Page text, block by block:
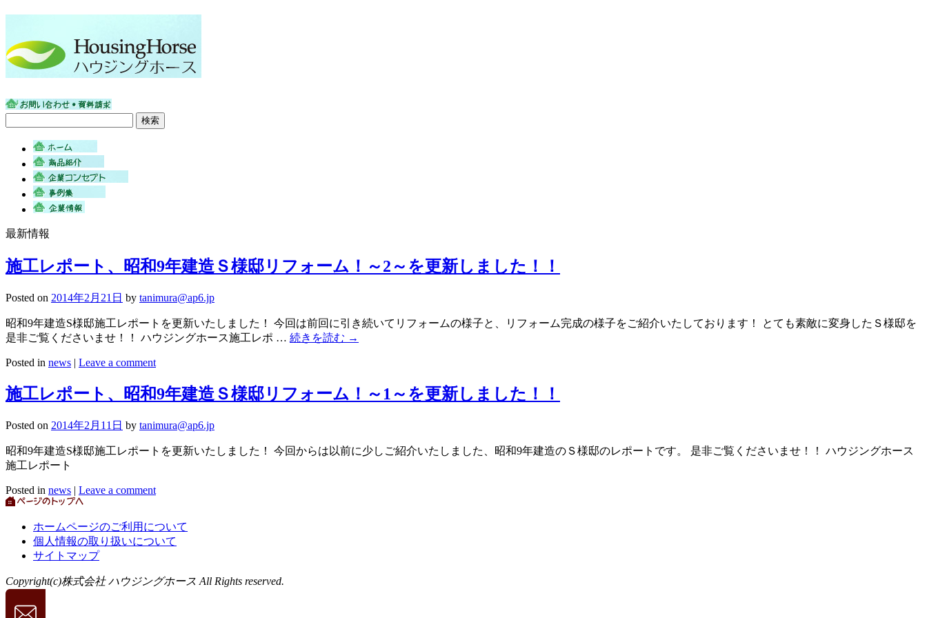
最新情報
施工レポート、昭和9年建造Ｓ様邸リフォーム！～2～を更新しました！！
Posted on 2014年2月21日 by tanimura@ap6.jp
昭和9年建造S様邸施工レポートを更新いたしました！ 今回は前回に引き続いてリフォームの様子と、リフォーム完成の様子をご紹介いたしております！ とても素敵に変身したＳ様邸を
是非ご覧くださいませ！！ ハウジングホース施工レポ … 続きを読む →
Posted in news | Leave a comment
施工レポート、昭和9年建造Ｓ様邸リフォーム！～1～を更新しました！！
Posted on 2014年2月11日 by tanimura@ap6.jp
昭和9年建造S様邸施工レポートを更新いたしました！ 今回からは以前に少しご紹介いたしました、昭和9年建造のＳ様邸のレポートです。 是非ご覧くださいませ！！ ハウジングホース
施工レポート
Posted in news | Leave a comment
ホームページのご利用について
個人情報の取り扱いについて
サイトマップ
Copyright(c)株式会社 ハウジングホース All Rights reserved.